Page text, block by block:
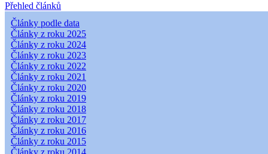
Přehled článků
Články podle data
Články z roku 2025
Články z roku 2024
Články z roku 2023
Články z roku 2022
Články z roku 2021
Články z roku 2020
Články z roku 2019
Články z roku 2018
Články z roku 2017
Články z roku 2016
Články z roku 2015
Články z roku 2014